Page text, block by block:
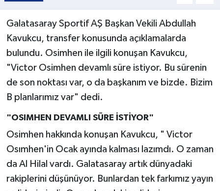
Galatasaray Sportif AŞ Başkan Vekili Abdullah
Kavukcu, transfer konusunda açıklamalarda
bulundu. Osimhen ile ilgili konuşan Kavukcu,
"Victor Osimhen devamlı süre istiyor. Bu sürenin
de son noktası var, o da başkanım ve bizde. Bizim
B planlarımız var" dedi.
"OSIMHEN DEVAMLI SÜRE İSTİYOR"
Osimhen hakkında konuşan Kavukcu, " Victor
Osımhen'in Ocak ayında kalması lazımdı. O zaman
da Al Hilal vardı. Galatasaray artık dünyadaki
rakiplerini düşünüyor. Bunlardan tek farkımız yayın